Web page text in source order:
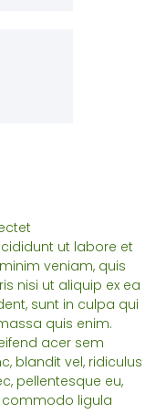
ut labore et
veniam, quis
nisi ut aliquip ex ea
sunt in culpa qui
quis enim.
acer sem
blandit vel, ridiculus
pellentesque eu,
commodo ligula